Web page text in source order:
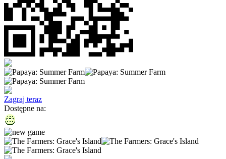
Zagraj teraz
Dostępne na: